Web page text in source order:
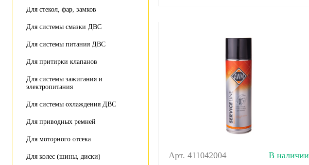
Для стекол, фар, замков
Для системы смазки ДВС
Для системы питания ДВС
Для притирки клапанов
Для системы зажигания и
электропитания
Для системы охлаждения ДВС
Для приводных ремней
Для моторного отсека
Для колес (шины, диски) Арт. 411042004
В наличии